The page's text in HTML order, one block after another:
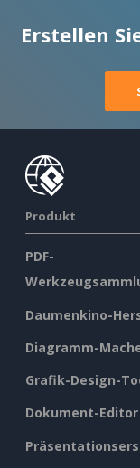
Erstellen
Produkt
PDF-
Daumenkino-
Diagramm-
Grafik-Design-
Dokument-Editor